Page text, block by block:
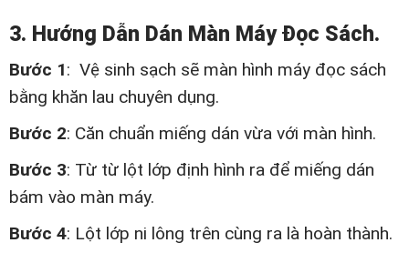
3. Hướng Dẫn Dán Màn Máy Đọc Sách.
Bước 1: Vệ sinh sạch sẽ màn hình máy đọc sách
bằng khăn lau chuyên dụng.
Bước 2: Căn chuẩn miếng dán vừa với màn hình.
Bước 3: Từ từ lột lớp định hình ra để miếng dán
bám vào màn máy.
Bước 4: Lột lớp ni lông trên cùng ra là hoàn thành.